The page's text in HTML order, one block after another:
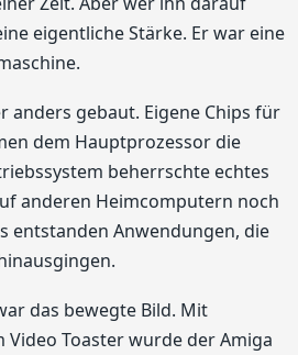
eigentliche Stärke. Er war eine
anders gebaut. Eigene Chips für
dem Hauptprozessor die
beherrschte echtes
anderen Heimcomputern noch
entstanden Anwendungen, die
das bewegte Bild. Mit
Video Toaster wurde der Amiga